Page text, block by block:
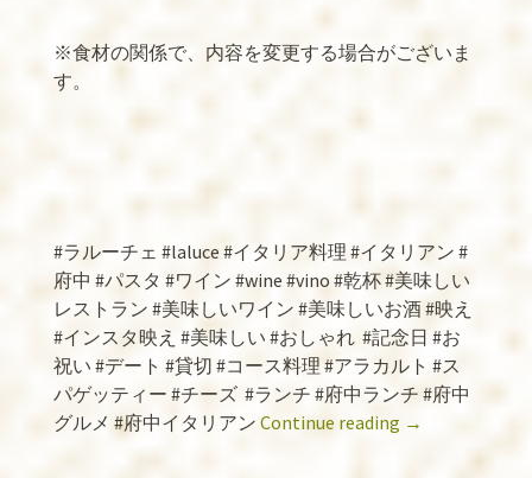
※食材の関係で、内容を変更する場合がございま
す。
#ラルーチェ #laluce #イタリア料理 #イタリアン #
府中 #パスタ #ワイン #wine #vino #乾杯#美味しい
レストラン #美味しいワイン #美味しいお酒#映え
#インスタ映え #美味しい #おしゃれ #記念日 #お
祝い #デート #貸切 #コース料理 #アラカルト #ス
パゲッティー #チーズ #ランチ #府中ランチ #府中
グルメ #府中イタリアン Continue reading →